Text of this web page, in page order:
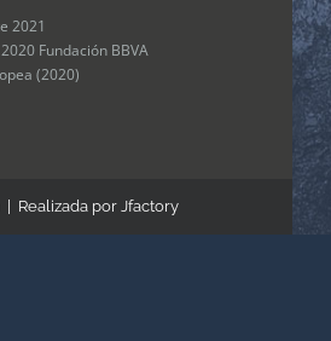
2021
Fundación BBVA
(2020)
| Realizada por Jfactory